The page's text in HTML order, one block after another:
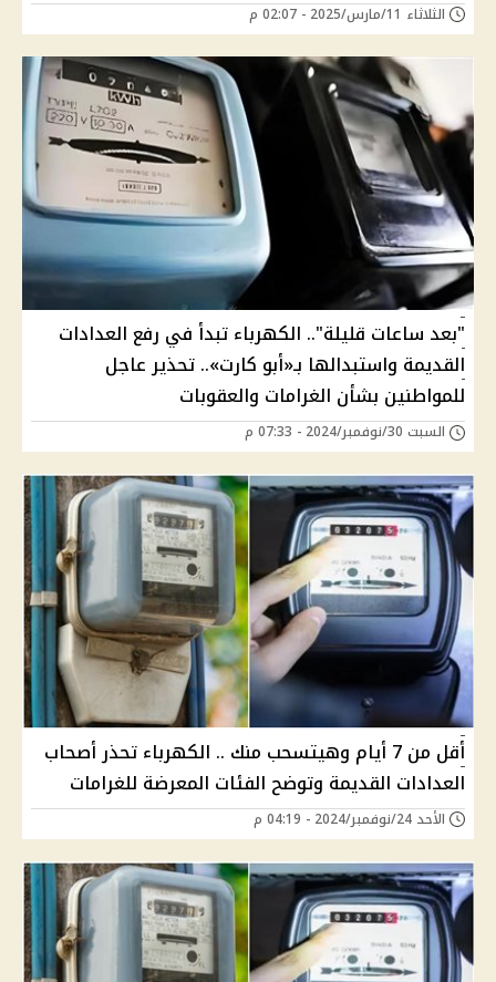
الثلاثاء 11/مارس/2025 - 02:07 م
"بعد ساعات قليلة".. الكهرباء تبدأ في رفع العدادات
القديمة واستبدالها بـ«أبو كارت».. تحذير عاجل
للمواطنين بشأن الغرامات والعقوبات
السبت 30/نوفمبر/2024 - 07:33 م
أقل من 7 أيام وهيتسحب منك .. الكهرباء تحذر أصحاب
العدادات القديمة وتوضح الفئات المعرضة للغرامات
الأحد 24/نوفمبر/2024 - 04:19 م